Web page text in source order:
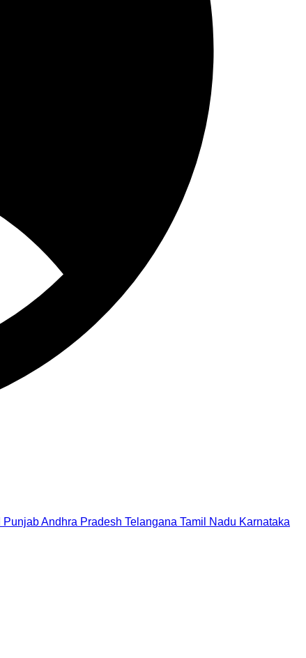
PunjabAndhra Pradesh Telangana Tamil Nadu Karnataka